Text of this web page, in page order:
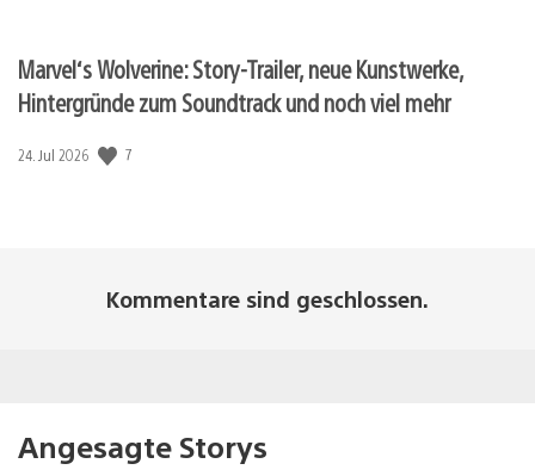
Marvel‘s Wolverine: Story-Trailer, neue Kunstwerke,
Hintergründe zum Soundtrack und noch viel mehr
Veröffentlichungsdatum:
24. Jul 2026 7
Kommentare sind geschlossen.
Angesagte Storys